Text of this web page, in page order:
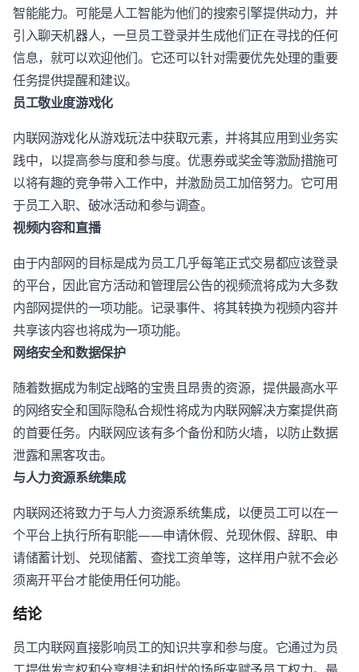
智能能力。可能是人工智能为他们的搜索引擎提供动力，并
引入聊天机器人，一旦员工登录并生成他们正在寻找的任何
信息，就可以欢迎他们。它还可以针对需要优先处理的重要
任务提供提醒和建议。
员工敬业度游戏化
内联网游戏化从游戏玩法中获取元素，并将其应用到业务实
践中，以提高参与度和参与度。优惠券或奖金等激励措施可
以将有趣的竞争带入工作中，并激励员工加倍努力。它可用
于员工入职、破冰活动和参与调查。
视频内容和直播
由于内部网的目标是成为员工几乎每笔正式交易都应该登录
的平台，因此官方活动和管理层公告的视频流将成为大多数
内部网提供的一项功能。记录事件、将其转换为视频内容并
共享该内容也将成为一项功能。
网络安全和数据保护
随着数据成为制定战略的宝贵且昂贵的资源，提供最高水平
的网络安全和国际隐私合规性将成为内联网解决方案提供商
的首要任务。内联网应该有多个备份和防火墙，以防止数据
泄露和黑客攻击。
与人力资源系统集成
内联网还将致力于与人力资源系统集成，以便员工可以在一
个平台上执行所有职能——申请休假、兑现休假、辞职、申
请储蓄计划、兑现储蓄、查找工资单等，这样用户就不会必
须离开平台才能使用任何功能。
结论
员工内联网直接影响员工的知识共享和参与度。它通过为员